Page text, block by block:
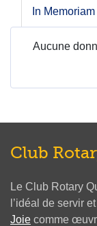
In Memoriam
Aucune
Club
Le Club Rotary
l’idéal de servir
Joie comme